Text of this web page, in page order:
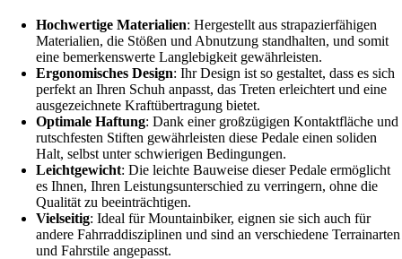
Hochwertige Materialien: Hergestellt aus strapazierfähigen
Materialien, die Stößen und Abnutzung standhalten, und somit
eine bemerkenswerte Langlebigkeit gewährleisten.
Ergonomisches Design: Ihr Design ist so gestaltet, dass es sich
perfekt an Ihren Schuh anpasst, das Treten erleichtert und eine
ausgezeichnete Kraftübertragung bietet.
Optimale Haftung: Dank einer großzügigen Kontaktfläche und
rutschfesten Stiften gewährleisten diese Pedale einen soliden
Halt, selbst unter schwierigen Bedingungen.
Leichtgewicht: Die leichte Bauweise dieser Pedale ermöglicht
es Ihnen, Ihren Leistungsunterschied zu verringern, ohne die
Qualität zu beeinträchtigen.
Vielseitig: Ideal für Mountainbiker, eignen sie sich auch für
andere Fahrraddisziplinen und sind an verschiedene Terrainarten
und Fahrstile angepasst.